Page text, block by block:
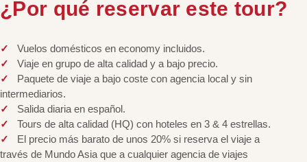
¿Por qué reservar este tour?
Vuelos domésticos en economy incluidos.
Viaje en grupo de alta calidad y a bajo precio.
Paquete de viaje a bajo coste con agencia local y sin
intermediarios.
Salida diaria en español.
Tours de alta calidad (HQ) con hoteles en 3 & 4 estrellas.
El precio más barato de unos 20% si reserva el viaje a
través de Mundo Asia que a cualquier agencia de viajes